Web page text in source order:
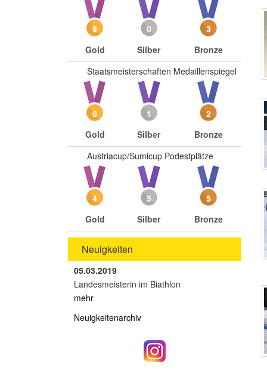
9
Gold
0
Silber
3
Bronze
Staatsmeisterschaften Medaillenspiegel
0
Gold
1
Silber
2
Bronze
Austriacup/Sumicup Podestplätze
4
Gold
5
Silber
5
Bronze
Neuigkeiten
05.03.2019
Landesmeisterin im Biathlon
mehr
Neuigkeitenarchiv